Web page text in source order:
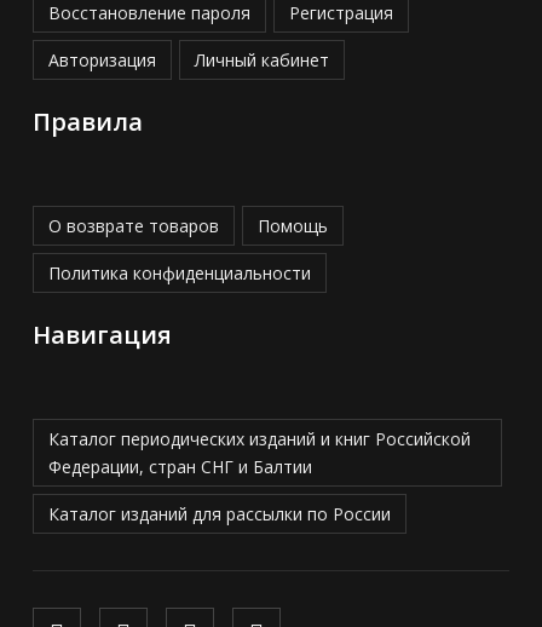
Восстановление пароля Регистрация
Авторизация Личный кабинет
Правила
О возврате товаров Помощь
Политика конфиденциальности
Навигация
Каталог периодических изданий и книг Российской
Федерации, стран СНГ и Балтии
Каталог изданий для рассылки по России